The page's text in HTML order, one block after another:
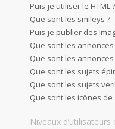
Puis-je utiliser le HTML ?
Que sont les smileys ?
Puis-je publier des
Que sont les
Que sont les annonces
Que sont les sujets
Que sont les sujets
Que sont les icônes de
Niveaux